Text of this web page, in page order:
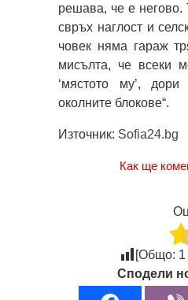
решава, че е негово.
свръх наглост и
човек няма гараж
мисълта, че всеки
‘мястото му’,
околните блокове“.
Източник: Sofia24.bg
Как ще
[Общо: 1
Сподели